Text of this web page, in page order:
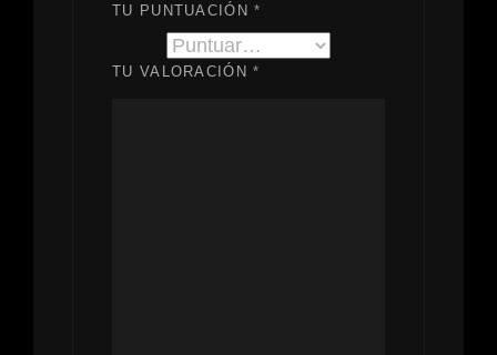
TU PUNTUACIÓN*
TU VALORACIÓN*